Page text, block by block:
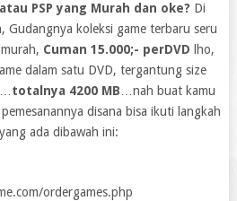
PSP yang Murah dan oke? Di
Gudangnya koleksi game terbaru seru
Cuman 15.000;- perDVD lho,
dalam satu DVD, tergantung size
totalnya 4200 MB…nah buat kamu
disana bisa ikuti langkah
ada dibawah ini:
ordergames.php